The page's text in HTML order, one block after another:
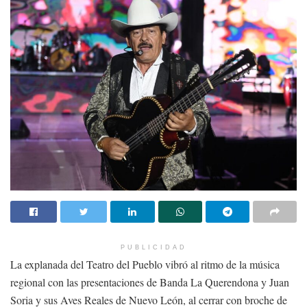
sentencia o una toga como trampolín electoral?
¿A candidatos que no conocen ni el artículo 14 constitucional,
pero sí la playlist del líder de su partido?
El problema no es el voto
El problema es el disfraz: nos quieren vender como democracia lo
que en realidad es dedazo con palomita ciudadana.
Mientras tanto, el juicio de Cristo sigue…
Solo que ahora no lo preside Caifás ni Pilato.
Ahora lo protagonizamos nosotros: los que no encontramos
justicia, los que vemos sentencias al vapor, los que sabemos que
hay procesos donde ya no se busca la verdad, sino al culpable útil.
defensa, cada juzgador sin experiencia, cada sentencia dictada por
consigna… es una nueva cruz.
PUBLICIDAD
La explanada del Teatro del Pueblo vibró al ritmo de la música
regional con las presentaciones de Banda La Querendona y Juan
Soria y sus Aves Reales de Nuevo León, al cerrar con broche de